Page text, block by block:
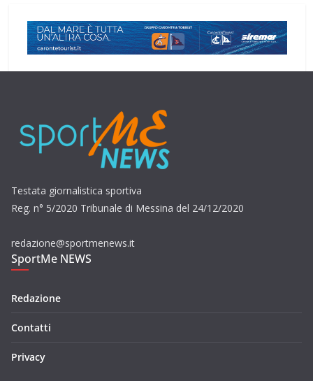
Testata giornalistica sportiva
Reg. n° 5/2020 Tribunale di Messina del 24/12/2020
redazione@sportmenews.it
SportMe NEWS
Redazione
Contatti
Privacy